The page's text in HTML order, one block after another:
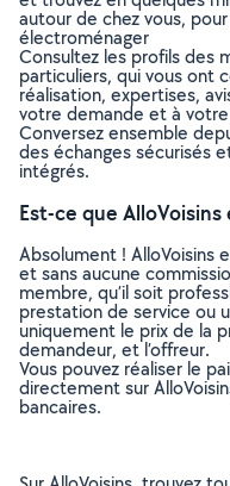
autour de chez vous,
électroménager
Consultez les profils des
particuliers, qui vous ont
réalisation, expertises,
votre demande et à
Conversez ensemble
des échanges sécurisés
intégrés.
Est-ce que
Absolument ! AlloVoisins
et sans aucune
membre, qu’il soit
prestation de service ou
uniquement le prix de la
demandeur, et l’offreur.
Vous pouvez réaliser le
directement sur
bancaires.